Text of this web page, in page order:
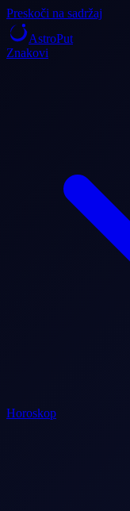
Preskoči na sadržaj
AstroPut
Znakovi
Horoskop